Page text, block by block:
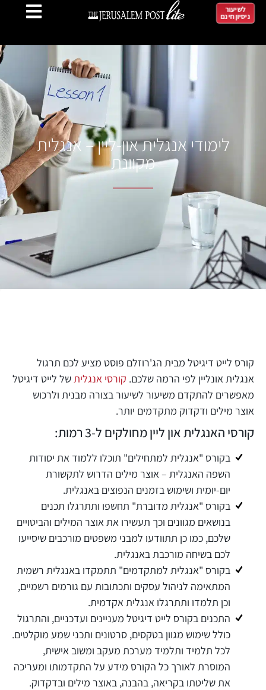
לשיעור
ניסיון חינם
לימודי אנגלית און-ליין – אנגלית
מקוונת
קורס לייט דיגיטל מבית הג'רוזלם פוסט מציע לכם תרגול
אנגלית אונליין לפי הרמה שלכם. קורסי אנגליתשל לייט דיגיטל
מאפשרים להתקדם משיעור לשיעור בצורה מבנית ולרכוש
אוצר מילים ודקדוק מתקדמים יותר.
קורסי האנגלית און ליין מחולקים ל-3 רמות:
בקורס "אנגלית למתחילים" תוכלו ללמוד את יסודות
השפה האנגלית – אוצר מילים הדרוש לתקשורת
יום-יומית ושימוש בזמנים הנפוצים באנגלית.
בקורס "אנגלית מדוברת" תחשפו ותתרגלו תכנים
בנושאים מגוונים וכך תעשירו את אוצר המילים והביטויים
שלכם, כמו כן תתוודעו למבני משפטים מורכבים שיסייעו
לכם בשיחה מורכבת באנגלית.
בקורס "אנגלית למתקדמים" תתמקדו באנגלית רשמית
המתאימה לניהול עסקים ותכתובות עם גורמים רשמיים,
וכן תלמדו ותתרגלו אנגלית אקדמית.
התכנים בקורס לייט דיגיטל מעניינים ועדכניים, והתרגול
כולל שימוש מגוון בטקסים, סרטונים ותכני שמע מוקלטים.
לכל תלמיד ותלמיד מערכת מעקב ומשוב אישית,
המוסרת לאורך כל הקורס מידע על התקדמותו ומעריכה
את שליטתו בקריאה, בהבנה, באוצר מילים ובדקדוק.